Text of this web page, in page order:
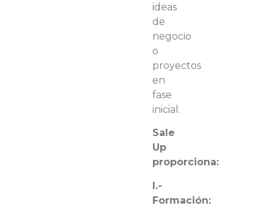
ideas
de
negocio
o
proyectos
en
fase
inicial.
Sale
Up
proporciona:
I.-
Formación: